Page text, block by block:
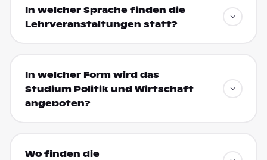
In welcher Sprache finden die
Lehrveranstaltungen statt?
In welcher Form wird das
Studium Politik und Wirtschaft
angeboten?
Wo finden die